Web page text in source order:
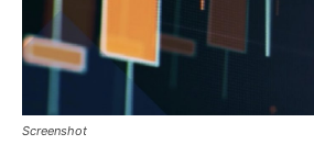
Screenshot